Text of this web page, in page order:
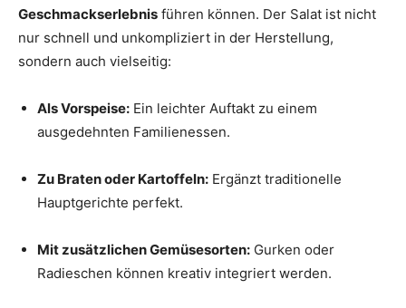
Geschmackserlebnis führen können. Der Salat ist nicht
nur schnell und unkompliziert in der Herstellung,
sondern auch vielseitig:
Als Vorspeise: Ein leichter Auftakt zu einem
ausgedehnten Familienessen.
Zu Braten oder Kartoffeln: Ergänzt traditionelle
Hauptgerichte perfekt.
Mit zusätzlichen Gemüsesorten: Gurken oder
Radieschen können kreativ integriert werden.